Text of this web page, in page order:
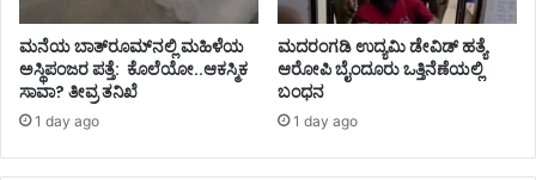
ಮನೆಯ ಬಾತ್‌ರೂಮ್‌ನಲ್ಲಿ ಮಹಿಳೆಯ
ಅಸ್ಥಿಪಂಜರ ಪತ್ತೆ: ಕೊಲೆಯೋ..ಆಕಸ್ಮಿಕ
ಸಾವಾ? ತೀವ್ರ ತನಿಖೆ
1 day ago
ಮದರಂಗಡಿ ಉದ್ಯಮಿ ಡೇವಿಡ್ ಹತ್ಯೆ
ಆರೋಪಿ ಬೈಂದೂರು ಒತ್ತಿನೆಣೆಯಲ್ಲಿ
ಬಂಧನ
1 day ago